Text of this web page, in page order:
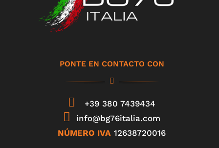
PONTE EN CONTACTO CON
+39 380 7439434
info@bg76italia.com
NÚMERO IVA 12638720016